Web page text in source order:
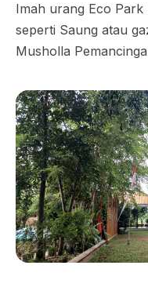
Imah urang Eco Park
seperti Saung atau
Musholla